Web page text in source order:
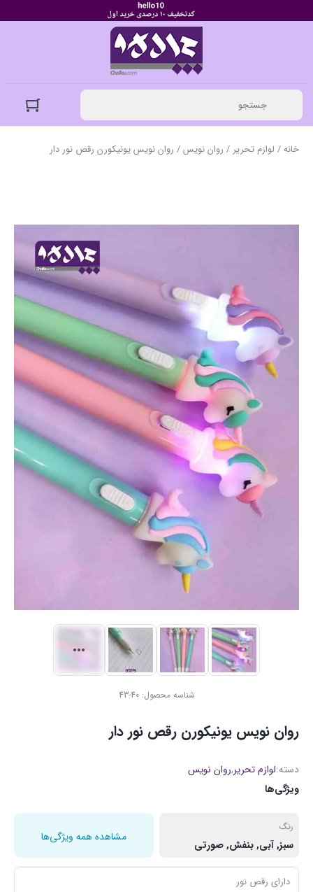
خانه/ لوازم تحریر / روان نویس/ روان نویس یونیکورن رقص نور دار
شناسه محصول:40-43
روان نویس یونیکورن رقص نور دار
دسته:لوازم تحریر,روان نویس
ویژگی‌ها
رنگ
سبز, آبی, بنفش, صورتی
مشاهده همه ویژگی‌ها
دارای رقص نور